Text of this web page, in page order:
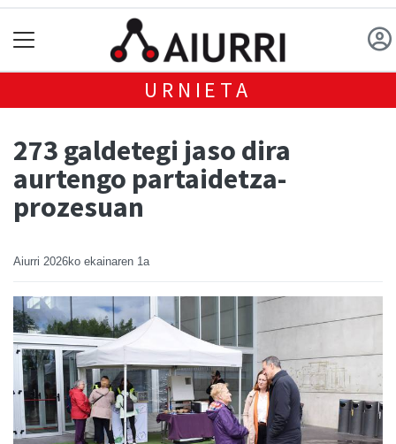
URNIETA
273 galdetegi jaso dira
aurtengo partaidetza-
prozesuan
Aiurri 2026ko ekainaren 1a